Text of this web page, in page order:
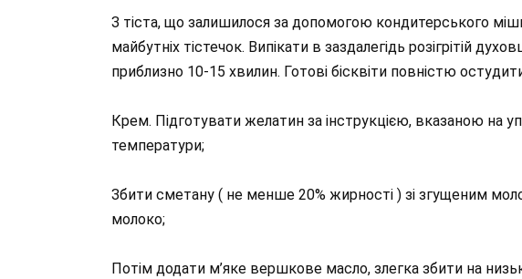
З тіста, що залишилося за допомогою кондитерського
майбутніх тістечок. Випікати в заздалегідь розігрітій
приблизно 10-15 хвилин. Готові бісквіти повністю
Крем. Підготувати желатин за інструкцією, вказаною на
температури;
Збити сметану ( не менше 20% жирності ) зі згущеним
молоко;
Потім додати м’яке вершкове масло, злегка збити на